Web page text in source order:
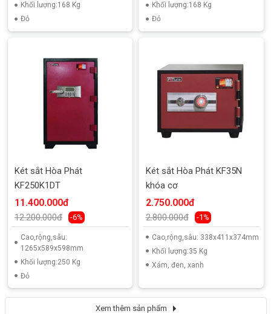
Khối lượng:168 Kg
Đỏ
Khối lượng:168 Kg
Đỏ
Két sắt Hòa Phát
KF250K1DT
11.400.000đ
12.200.000đ -6%
Cao,rộng,sâu:
1265x589x598mm
Khối lượng:250 Kg
Đỏ
Két sắt Hòa Phát KF35N
khóa cơ
2.750.000đ
2.800.000đ -1%
Cao,rộng,sâu: 338x411x374mm
Khối lượng:35 Kg
Xám, đen, xanh
Xem thêm sản phẩm